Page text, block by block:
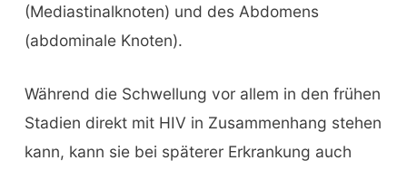
(Mediastinalknoten) und des Abdomens
(abdominale Knoten).
Während die Schwellung vor allem in den frühen
Stadien direkt mit HIV in Zusammenhang stehen
kann, kann sie bei späterer Erkrankung auch